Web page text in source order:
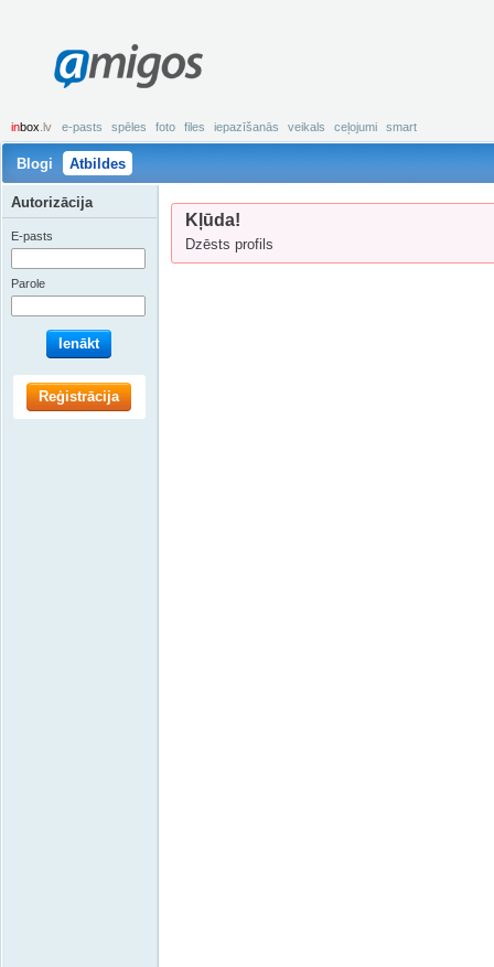
amigos
inbox .lv e-pasts spēles foto files iepazīšanās veikals ceļojumi smart
Blogi Atbildes
Kļūda!
Dzēsts profils
Autorizācija
E-pasts
Parole
Ienākt
Reģistrācija